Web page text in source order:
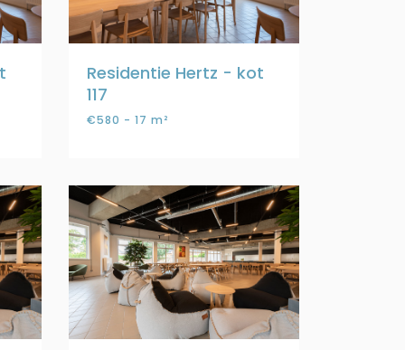
Residentie Hertz - kot
117
€580 - 17 m²